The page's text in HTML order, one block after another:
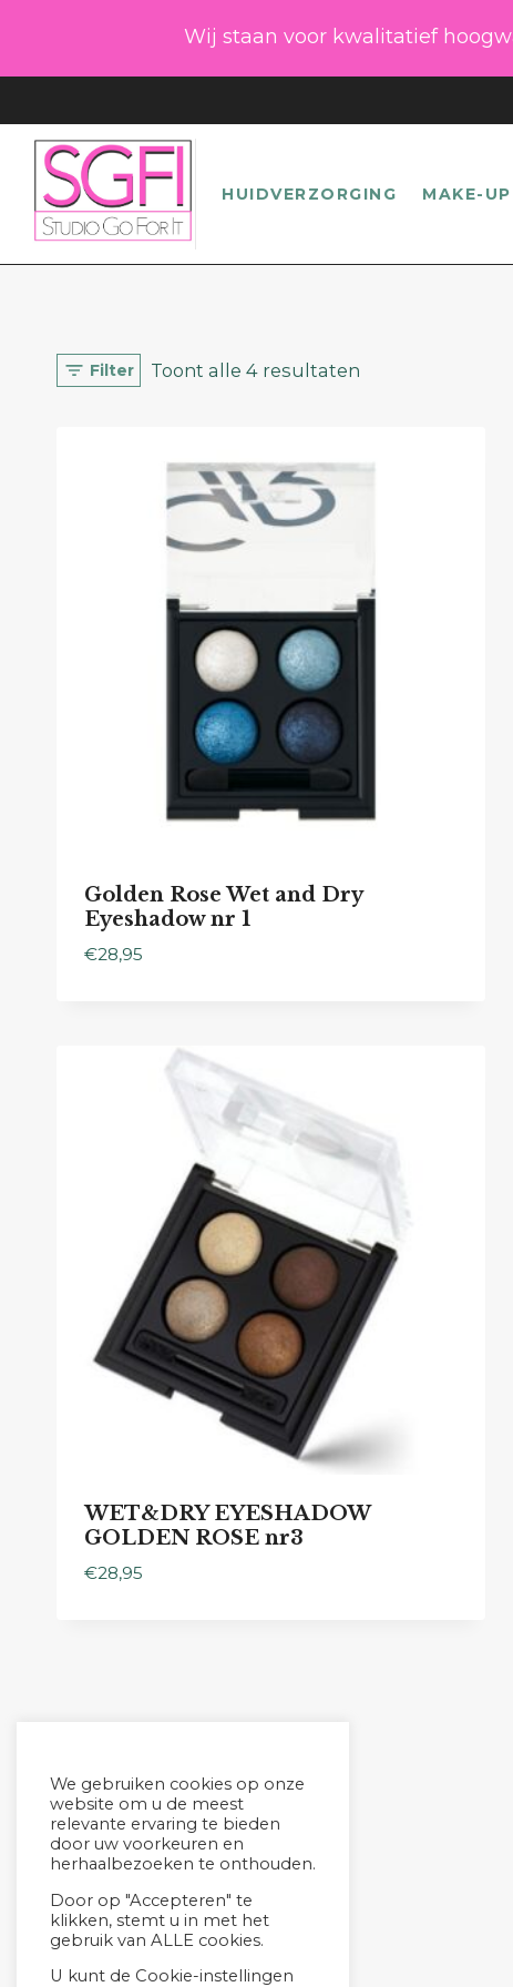
inhoud
Wij staan voor kwalitatief
HUIDVERZORGING MAKE-UP
Filter Toont alle 4 resultaten
Golden Rose Wet and Dry
Eyeshadow nr 1
€28,95
WET&DRY EYESHADOW
GOLDEN ROSE nr3
€28,95
We gebruiken cookies op onze
website om u de meest
relevante ervaring te bieden
door uw voorkeuren en
herhaalbezoeken te onthouden.
Door op "Accepteren" te
klikken, stemt u in met het
gebruik van ALLE cookies.
U kunt de Cookie-instellingen